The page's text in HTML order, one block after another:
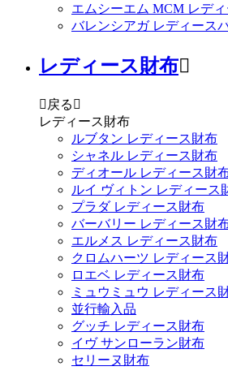
エムシーエム MCM レデ
バレンシアガ レディース
レディース財布
 戻る 
レディース財布
ルブタン レディース財布
シャネル レディース財布
ディオール レディース財
ルイ ヴィトン レディース
プラダ レディース財布
バーバリー レディース財
エルメス レディース財布
クロムハーツ レディース
ロエベ レディース財布
ミュウミュウ レディース
並行輸入品
グッチ レディース財布
イヴ サンローラン財布
セリーヌ財布